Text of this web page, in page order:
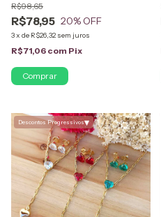
R$78,95
R$98,65
20% OFF
3x de R$26,32 sem juros
R$71,06 com Pix
Descontos Progressivos▾